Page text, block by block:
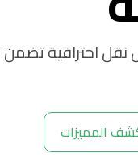
نقل احترافية
المميزات